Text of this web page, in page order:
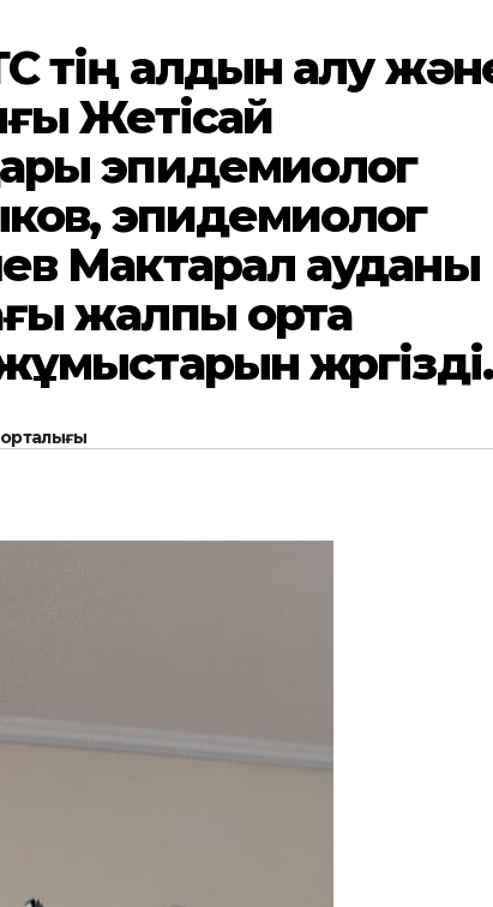
тің алдын алу
Жетісай
эпидемиолог
эпидемиолог
Мактарал ауданы
жалпы орта
жүргізді.